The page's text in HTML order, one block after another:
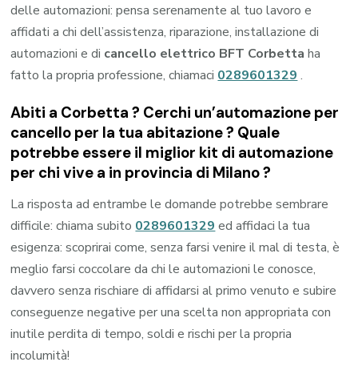
delle automazioni: pensa serenamente al tuo lavoro e
affidati a chi dell’assistenza, riparazione, installazione di
automazioni e di cancello elettrico BFT Corbetta ha
fatto la propria professione, chiamaci 0289601329 .
Abiti a Corbetta ? Cerchi un’automazione per
cancello per la tua abitazione ? Quale
potrebbe essere il miglior kit di automazione
per chi vive a in provincia di Milano?
La risposta ad entrambe le domande potrebbe sembrare
difficile: chiama subito 0289601329 ed affidaci la tua
esigenza: scoprirai come, senza farsi venire il mal di testa, è
meglio farsi coccolare da chi le automazioni le conosce,
davvero senza rischiare di affidarsi al primo venuto e subire
conseguenze negative per una scelta non appropriata con
inutile perdita di tempo, soldi e rischi per la propria
incolumità!